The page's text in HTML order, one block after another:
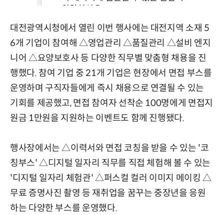
대전광역시청에서 열린 이번 행사에는 대전지역 소재 5
6개 기업이 참여해 △영업관리 △품질관리 △설비 엔지
니어 △요양보호사 등 다양한 직무별 맞춤형 채용을 진
행했다. 참여 기업 중 21개 기업은 현장에서 면접 부스를
운영하며 구직자들에게 즉시 채용으로 연결될 수 있는
기회를 제공했고, 면접 참여자 선착순 100명에게 면접지
원금 1만원을 지원하는 이벤트도 함께 진행됐다.
행사장에서는 △이력서와 면접 코칭을 받을 수 있는 '코
칭부스' △디지털 일자리 직무를 직접 체험해 볼 수 있는
'디지털 일자리 체험관' △퍼스컬 컬러 이미지 메이킹 △
무료 증명사진 촬영 등 재취업을 꿈꾸는 중장년을 응원
하는 다양한 부스를 운영했다.